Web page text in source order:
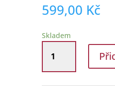
599,00 Kč
Skladem
deštník
skládací